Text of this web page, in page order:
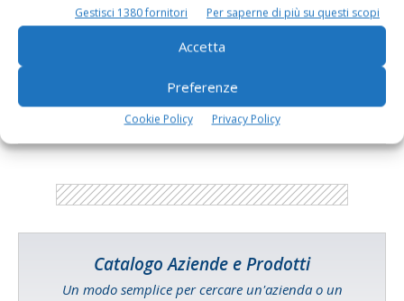
Gestisci 1380 fornitori Per saperne di più su questi scopi
Accetta
Preferenze
Cookie Policy Privacy Policy
Tecniche, prodotti e servizi dalle aziende
Catalogo Aziende e Prodotti
Un modo semplice per cercare un'azienda o un